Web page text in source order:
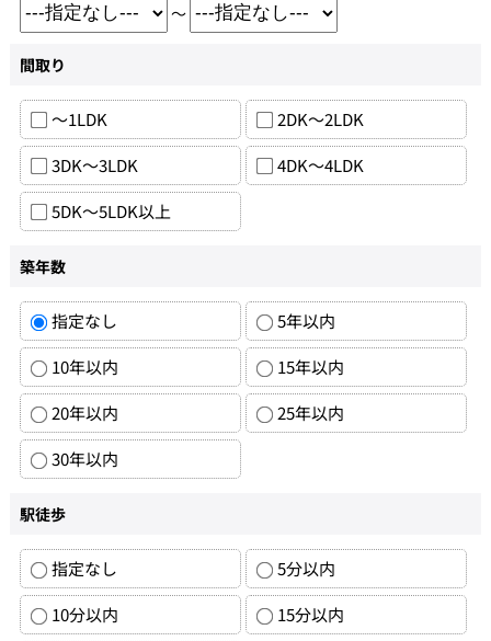
～
間取り
～1LDK
2DK～2LDK
3DK～3LDK
4DK～4LDK
5DK～5LDK以上
築年数
指定なし
5年以内
10年以内
15年以内
20年以内
25年以内
30年以内
駅徒歩
指定なし
5分以内
10分以内
15分以内